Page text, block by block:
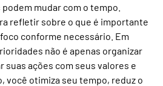
mudar com o tempo.
refletir sobre o que é importante
conforme necessário. Em
não é apenas organizar
suas ações com seus valores e
você otimiza seu tempo, reduz o